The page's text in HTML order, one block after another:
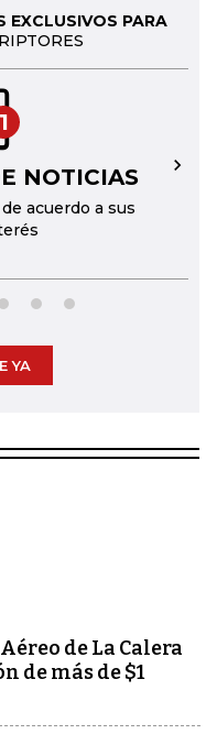
EXCLUSIVOS PARA
1
NOTICIAS
acuerdo a sus
→
YA
de La Calera
de más de $1